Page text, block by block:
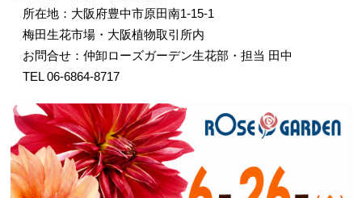
所在地：大阪府豊中市原田南1-15-1
梅田生花市場・大阪植物取引所内
お問合せ：仲卸ローズガーデン生花部・担当 田中
TEL 06-6864-8717